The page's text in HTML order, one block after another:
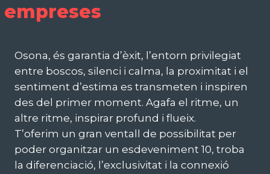
empreses
Osona, és garantia d’èxit, l’entorn privilegiat
entre boscos, silenci i calma, la proximitat i el
sentiment d’estima es transmeten i inspiren
des del primer moment. Agafa el ritme, un
altre ritme, inspirar profund i flueix.
T’oferim un gran ventall de possibilitat per
poder organitzar un esdeveniment 10, troba
la diferenciació, l’exclusivitat i la connexió